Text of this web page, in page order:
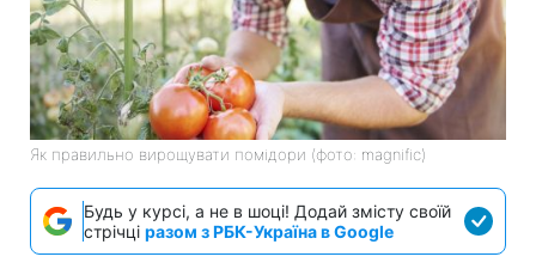
Як правильно вирощувати помідори (фото: magnific)
Будь у курсі, а не в шоці! Додай змісту своїй
стрічці разом з РБК-Україна в Google